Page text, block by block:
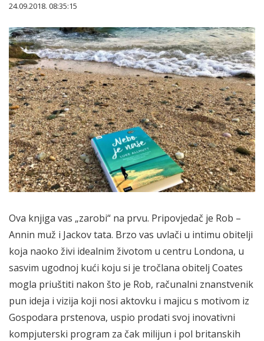
24.09.2018. 08:35:15
Ova knjiga vas „zarobi“ na prvu. Pripovjedač je Rob –
Annin muž i Jackov tata. Brzo vas uvlači u intimu obitelji
koja naoko živi idealnim životom u centru Londona, u
sasvim ugodnoj kući koju si je tročlana obitelj Coates
mogla priuštiti nakon što je Rob, računalni znanstvenik
pun ideja i vizija koji nosi aktovku i majicu s motivom iz
Gospodara prstenova, uspio prodati svoj inovativni
kompjuterski program za čak milijun i pol britanskih